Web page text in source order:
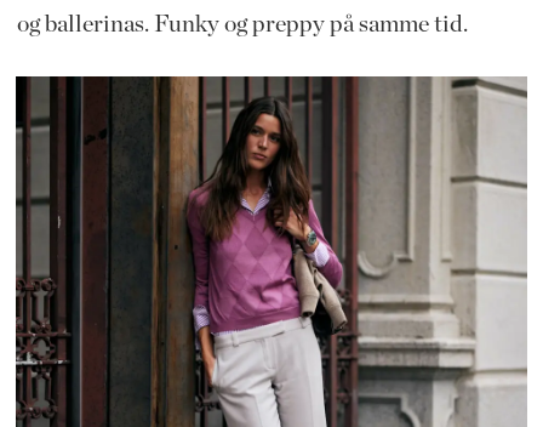
og ballerinas. Funky og preppy på samme tid.